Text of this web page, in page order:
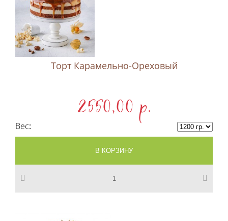
Торт Карамельно-Ореховый
2550,00 p.
Вес